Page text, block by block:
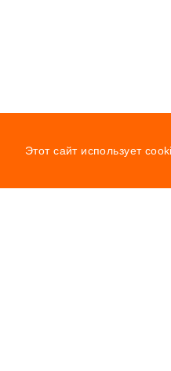
Этот сайт использует